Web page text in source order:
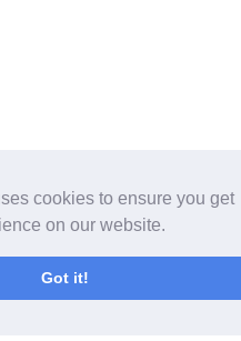
cookies to ensure you get
on our website.
Got it!